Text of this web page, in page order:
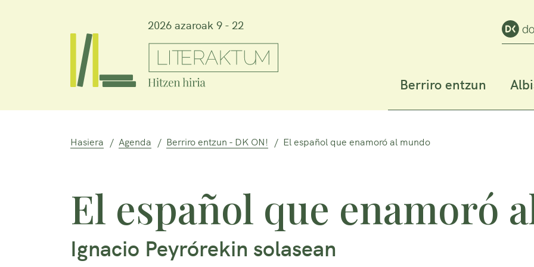
2026 azaroak 9 - 22
Berriro entzun
Hasiera Agenda Berriro entzun - DK ON! El español que enamoró al mundo
El español que enamoró
Ignacio Peyrórekin solasean